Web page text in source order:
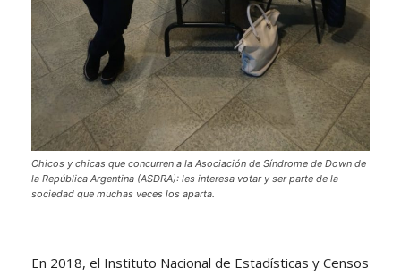
Chicos y chicas que concurren a la Asociación de Síndrome de Down de
la República Argentina (ASDRA): les interesa votar y ser parte de la
sociedad que muchas veces los aparta.
En 2018, el Instituto Nacional de Estadísticas y Censos